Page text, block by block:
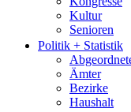
Kultur
Senioren
Stadtführer
Straßen
Politik + Statistik
Ämter
Bezirke
Haushalt